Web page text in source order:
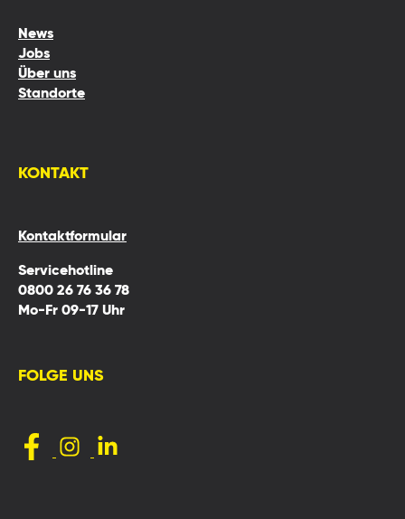
News
Jobs
Über uns
Standorte
KONTAKT
Kontaktformular
Servicehotline
0800 26 76 36 78
Mo-Fr 09-17 Uhr
FOLGE UNS